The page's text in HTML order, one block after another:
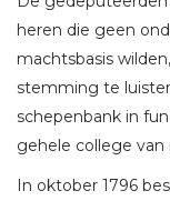
heren die geen
machtsbasis
stemming te
schepenbank in
gehele college
In oktober 1796